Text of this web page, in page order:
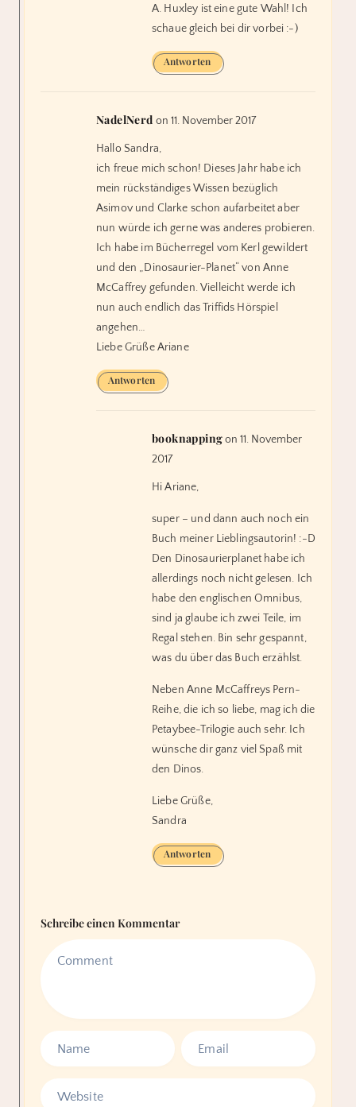
A. Huxley ist eine gute Wahl! Ich
schaue gleich bei dir vorbei :-)
Antworten
NadelNerd on 11. November 2017
Hallo Sandra,
ich freue mich schon! Dieses Jahr habe ich
mein rückständiges Wissen bezüglich
Asimov und Clarke schon aufarbeitet aber
nun würde ich gerne was anderes probieren.
Ich habe im Bücherregel vom Kerl gewildert
und den „Dinosaurier-Planet“ von Anne
McCaffrey gefunden. Vielleicht werde ich
nun auch endlich das Triffids Hörspiel
angehen…
Liebe Grüße Ariane
Antworten
booknapping on 11. November
2017
Hi Ariane,
super – und dann auch noch ein
Buch meiner Lieblingsautorin! :-D
Den Dinosaurierplanet habe ich
allerdings noch nicht gelesen. Ich
habe den englischen Omnibus,
sind ja glaube ich zwei Teile, im
Regal stehen. Bin sehr gespannt,
was du über das Buch erzählst.
Neben Anne McCaffreys Pern-
Reihe, die ich so liebe, mag ich die
Petaybee-Trilogie auch sehr. Ich
wünsche dir ganz viel Spaß mit
den Dinos.
Liebe Grüße,
Sandra
Antworten
Schreibe einen Kommentar